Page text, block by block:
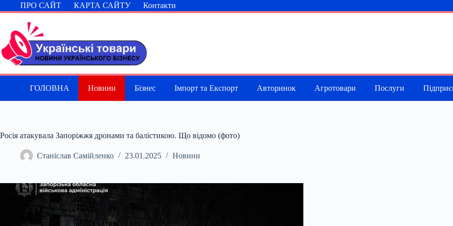
Перейти
до
ПРО САЙТ КАРТА САЙТУ Контакти
ГОЛОВНА Новини Бізнес Імпорт та Експорт Авторинок Агротовари Послуги
Росія атакувала Запоріжжя дронами та балістикою. Що відомо (фото)
Станіслав Самійленко 23.01.2025 Новини